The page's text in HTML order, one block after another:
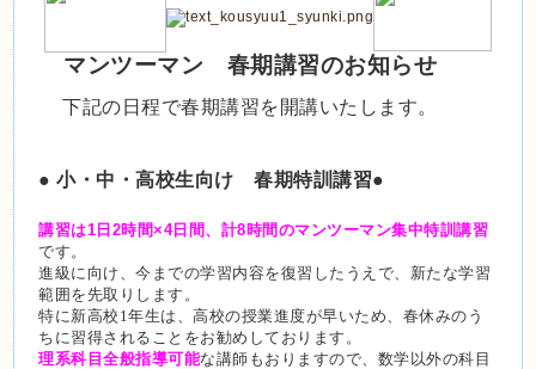
マンツーマン　春期講習のお知らせ
下記の日程で春期講習を開講いたします。
● 小・中・高校生向け　春期特訓講習●
講習は1日2時間×4日間、計8時間のマンツーマン集中特訓講習
です。
進級に向け、今までの学習内容を復習したうえで、新たな学習
範囲を先取りします。
特に新高校1年生は、高校の授業進度が早いため、春休みのう
ちに習得されることをお勧めしております。
理系科目全般指導可能な講師もおりますので、数学以外の科目